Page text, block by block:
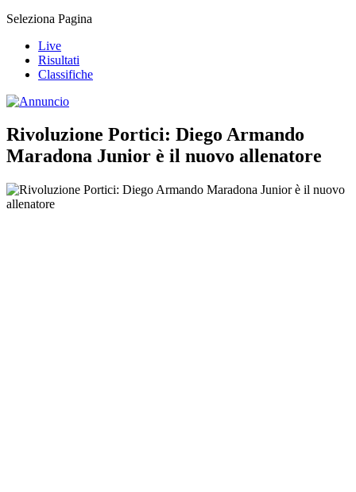
Seleziona Pagina
Live
Risultati
Classifiche
Rivoluzione Portici: Diego Armando
Maradona Junior è il nuovo allenatore